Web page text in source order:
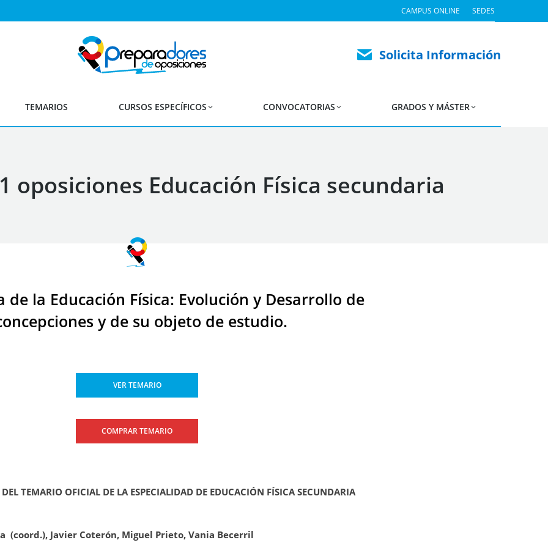
CAMPUS ONLINE SEDES
Solicita Información
TEMARIOS CURSOS ESPECÍFICOS CONVOCATORIAS GRADOS Y MÁSTER
oposiciones Educación Física secundaria
de la Educación Física: Evolución y Desarrollo de
y de su objeto de estudio.
VER TEMARIO
COMPRAR TEMARIO
DEL TEMARIO OFICIAL DE LA ESPECIALIDAD DE EDUCACIÓN FÍSICA SECUNDARIA
(coord.), Javier Coterón, Miguel Prieto, Vania Becerril